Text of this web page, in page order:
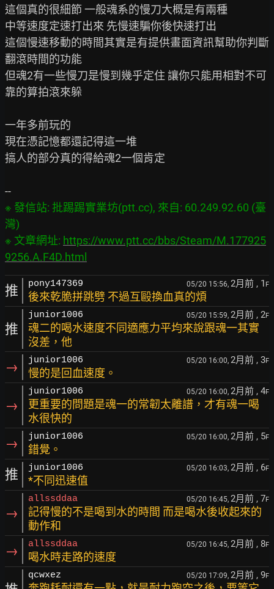
這個真的很細節 一般魂系的慢刀大概是有兩種
中等速度定速打出來 先慢速騙你後快速打出
這個慢速移動的時間其實是有提供畫面資訊幫助你判斷
翻滾時間的功能
但魂2有一些慢刀是慢到幾乎定住 讓你只能用相對不可
靠的算拍滾來躲
一年多前玩的
現在憑記憶都還記得這一堆
搞人的部分真的得給魂2一個肯定
※ 發信站: 批踢踢實業坊(ptt.cc), 來自: 60.249.92.60 (臺
灣)
※ 文章網址: https://www.ptt.cc/bbs/Steam/M.177925
9256.A.F4D.html
推 pony147369 05/20 15:56, 2月前 , 1 F
後來乾脆拼跳劈 不過互毆換血真的煩
推
junior1006 05/20 15:59, 2月前 , 2F
魂二的喝水速度不同適應力平均來說跟魂一其實
沒差，他
→ junior1006 05/20 16:00, 2月前 , 3F
慢的是回血速度。
→
junior1006 05/20 16:00, 2月前 , 4F
更重要的問題是魂一的常韌太離譜，才有魂一喝
水很快的
→ junior1006 05/20 16:00, 2月前 , 5F
錯覺。
推 junior1006 05/20 16:03, 2月前 , 6F
*不同迅速值
→
allssddaa 05/20 16:45, 2月前 , 7F
記得慢的不是喝到水的時間 而是喝水後收起來的
動作和
→ allssddaa 05/20 16:45, 2月前 , 8F
喝水時走路的速度
qcwxez 05/20 17:09, 2月前 , 9F